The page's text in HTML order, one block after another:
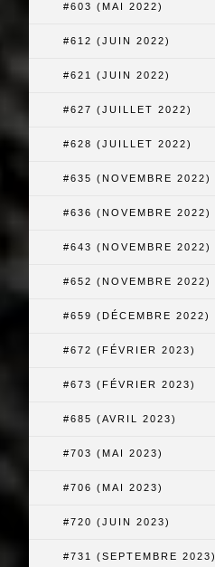
#603 (MAI 2022)
#612 (JUIN 2022)
#621 (JUIN 2022)
#627 (JUILLET 2022)
#628 (JUILLET 2022)
#635 (NOVEMBRE 2022)
#636 (NOVEMBRE 2022)
#643 (NOVEMBRE 2022)
#652 (NOVEMBRE 2022)
#659 (DÉCEMBRE 2022)
#672 (FÉVRIER 2023)
#673 (FÉVRIER 2023)
#685 (AVRIL 2023)
#703 (MAI 2023)
#706 (MAI 2023)
#720 (JUIN 2023)
#731 (SEPTEMBRE 2023)